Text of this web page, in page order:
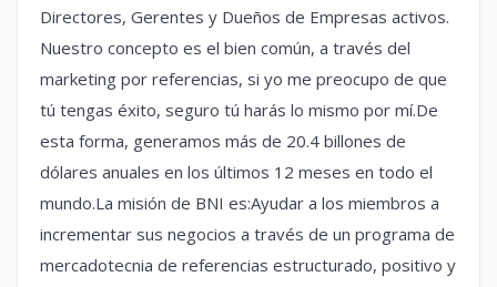
Directores, Gerentes y Dueños de Empresas activos.
Nuestro concepto es el bien común, a través del
marketing por referencias, si yo me preocupo de que
tú tengas éxito, seguro tú harás lo mismo por mí.De
esta forma, generamos más de 20.4 billones de
dólares anuales en los últimos 12 meses en todo el
mundo.La misión de BNI es:Ayudar a los miembros a
incrementar sus negocios a través de un programa de
mercadotecnia de referencias estructurado, positivo y